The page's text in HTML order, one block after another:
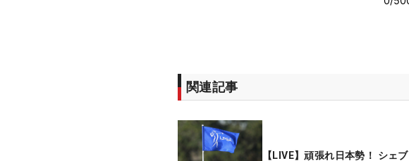
関連記事
【LIVE】頑張れ日本勢！ シェブ